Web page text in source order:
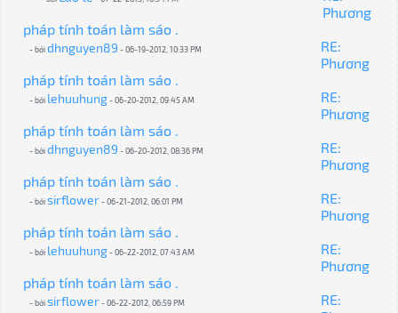
Phương
pháp tính toán làm sáo .
- bởidhnguyen89 - 06-19-2012, 10:33 PM
RE:
Phương
pháp tính toán làm sáo .
- bởi lehuuhung- 06-20-2012, 09:45 AM
RE:
Phương
pháp tính toán làm sáo .
- bởidhnguyen89 - 06-20-2012, 08:36 PM
RE:
Phương
pháp tính toán làm sáo .
- bởisirflower- 06-21-2012, 06:01 PM
RE:
Phương
pháp tính toán làm sáo .
- bởi lehuuhung- 06-22-2012, 07:43 AM
RE:
Phương
pháp tính toán làm sáo .
- bởisirflower- 06-22-2012, 06:59 PM
RE: